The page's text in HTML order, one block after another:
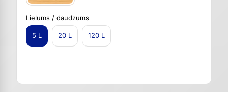
Lielums / daudzums
5 L 20 L 120 L